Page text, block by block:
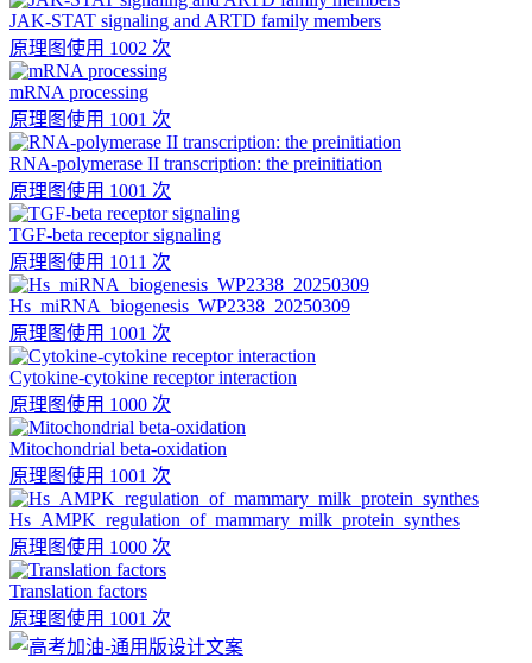
JAK-STAT signaling and ARTD family members
原理图使用 1002 次
mRNA processing
原理图使用 1001 次
RNA-polymerase II transcription: the preinitiation
原理图使用 1001 次
TGF-beta receptor signaling
原理图使用 1011 次
Hs_miRNA_biogenesis_WP2338_20250309
原理图使用 1001 次
Cytokine-cytokine receptor interaction
原理图使用 1000 次
Mitochondrial beta-oxidation
原理图使用 1001 次
Hs_AMPK_regulation_of_mammary_milk_protein_synthes
原理图使用 1000 次
Translation factors
原理图使用 1001 次